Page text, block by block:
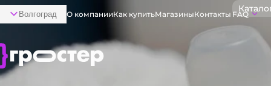
Волгоград О компанииКак купитьМагазиныКонтакты FAQ